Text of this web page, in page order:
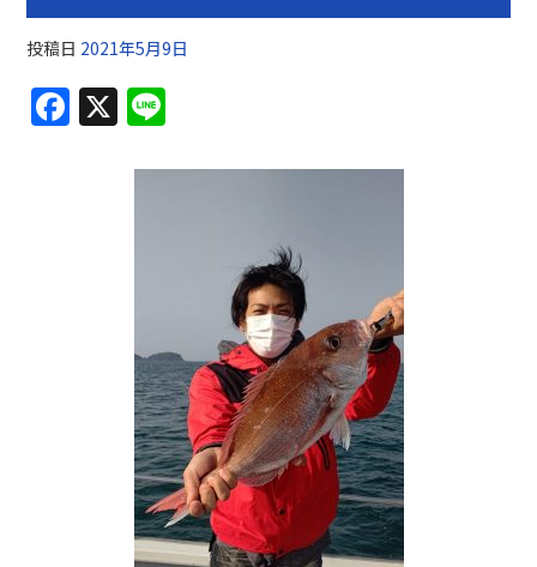
投稿日 2021年5月9日
F
a
X
e